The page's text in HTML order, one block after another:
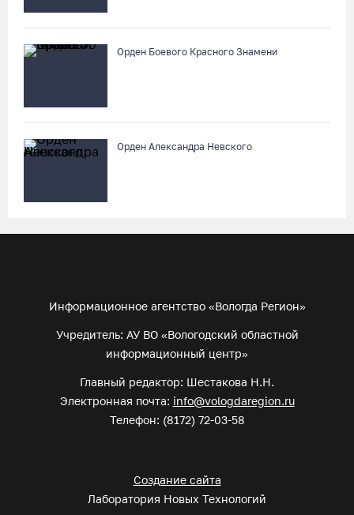
Орден Боевого Красного Знамени
Орден Александра Невского
Информационное агентство «Вологда Регион»
Учредитель: АУ ВО «Вологодский областной
информационный центр»
Главный редактор: Шестакова Н.Н.
Электронная почта: info@vologdaregion.ru
Телефон: (8172) 72-03-58
Создание сайта
Лаборатория Новых Технологий